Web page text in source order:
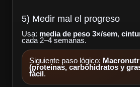
5) Medir mal el progreso
Usa: media de peso 3×/sem,
cada 2–4 semanas.
Siguiente paso lógico:
(proteínas, carbohidratos y
fácil.